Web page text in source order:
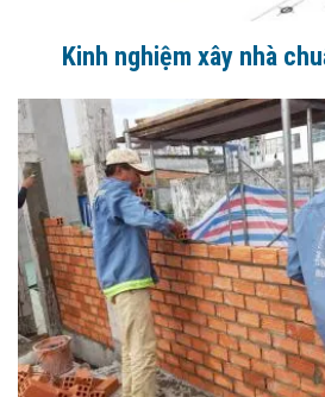
Kinh nghiệm xây nhà